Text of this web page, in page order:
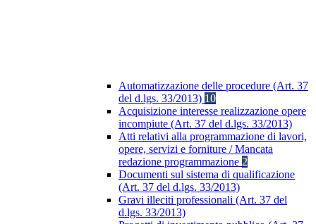
Automatizzazione delle procedure (Art. 37
del d.lgs. 33/2013) 10
Acquisizione interesse realizzazione opere
incompiute (Art. 37 del d.lgs. 33/2013)
Atti relativi alla programmazione di lavori,
opere, servizi e forniture / Mancata
redazione programmazione 2
Documenti sul sistema di qualificazione
(Art. 37 del d.lgs. 33/2013)
Gravi illeciti professionali (Art. 37 del
d.lgs. 33/2013)